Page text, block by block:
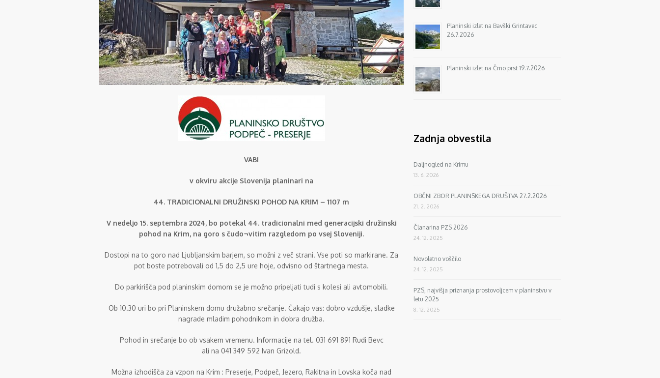
VABI
v okviru akcije Slovenija planinari na
44. TRADICIONALNI DRUŽINSKI POHOD NA KRIM – 1107 m
V nedeljo 15. septembra 2024, bo potekal 44. tradicionalni med generacijski družinski
pohod na Krim, na goro s čudo¬vitim razgledom po vsej Sloveniji.
Dostopi na to goro nad Ljubljanskim barjem, so možni z več strani. Vse poti so markirane. Za
pot boste potrebovali od 1,5 do 2,5 ure hoje, odvisno od štartnega mesta.
Do parkirišča pod planinskim domom se je možno pripeljati tudi s kolesi ali avtomobili.
Ob 10.30 uri bo pri Planinskem domu družabno srečanje. Čakajo vas: dobro vzdušje, sladke
nagrade mladim pohodnikom in dobra družba.
Pohod in srečanje bo ob vsakem vremenu. Informacije na tel. 031 691 891 Rudi Bevc
ali na 041 349 592 Ivan Grizold.
Možna izhodišča za vzpon na Krim : Preserje, Podpeč, Jezero, Rakitna in Lovska koča nad
Planinski izlet na Bavški Grintavec
26.7.2026
Planinski izlet na Črno prst 19.7.2026
Zadnja obvestila
Daljnogled na Krimu
13. 6. 2026
OBČNI ZBOR PLANINSKEGA DRUŠTVA 27.2.2026
21. 2. 2026
Članarina PZS 2026
24. 12. 2025
Novoletno voščilo
24. 12. 2025
PZS, najvišja priznanja prostovoljcem v planinstvu v
letu 2025
8. 12. 2025